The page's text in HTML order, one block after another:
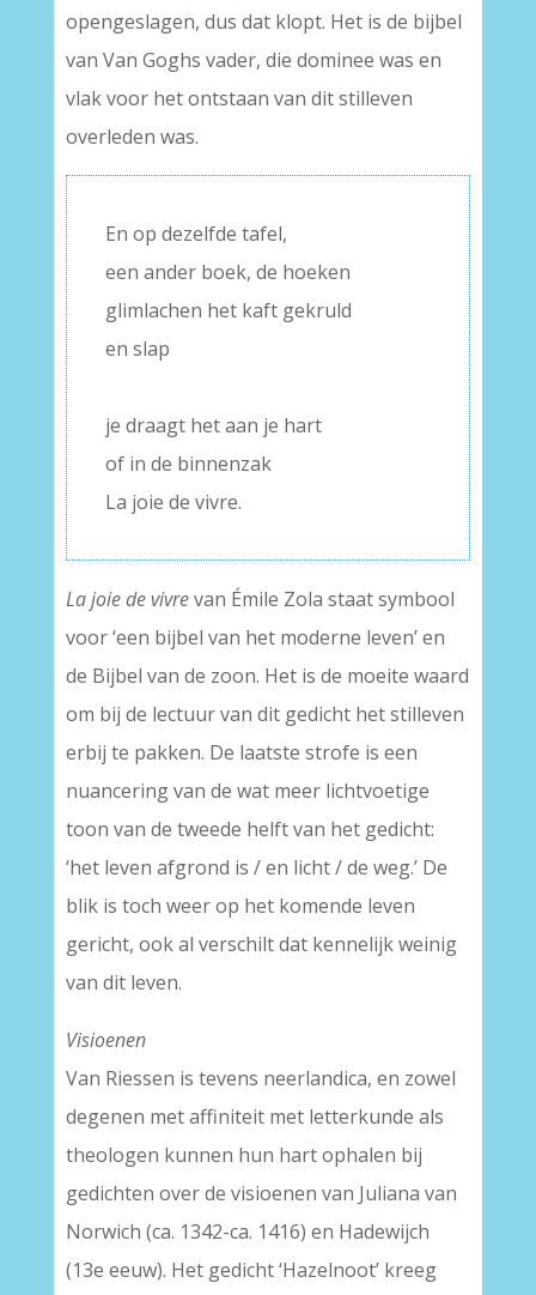
opengeslagen, dus dat klopt. Het is de bijbel
van Van Goghs vader, die dominee was en
vlak voor het ontstaan van dit stilleven
overleden was.
En op dezelfde tafel,
een ander boek, de hoeken
glimlachen het kaft gekruld
en slap
je draagt het aan je hart
of in de binnenzak
La joie de vivre.
La joie de vivrevan Émile Zola staat symbool
voor ‘een bijbel van het moderne leven’ en
de Bijbel van de zoon. Het is de moeite waard
om bij de lectuur van dit gedicht het stilleven
erbij te pakken. De laatste strofe is een
nuancering van de wat meer lichtvoetige
toon van de tweede helft van het gedicht:
‘het leven afgrond is / en licht / de weg.’ De
blik is toch weer op het komende leven
gericht, ook al verschilt dat kennelijk weinig
van dit leven.
Visioenen
Van Riessen is tevens neerlandica, en zowel
degenen met affiniteit met letterkunde als
theologen kunnen hun hart ophalen bij
gedichten over de visioenen van Juliana van
Norwich (ca. 1342-ca. 1416) en Hadewijch
(13e eeuw). Het gedicht ‘Hazelnoot’ kreeg